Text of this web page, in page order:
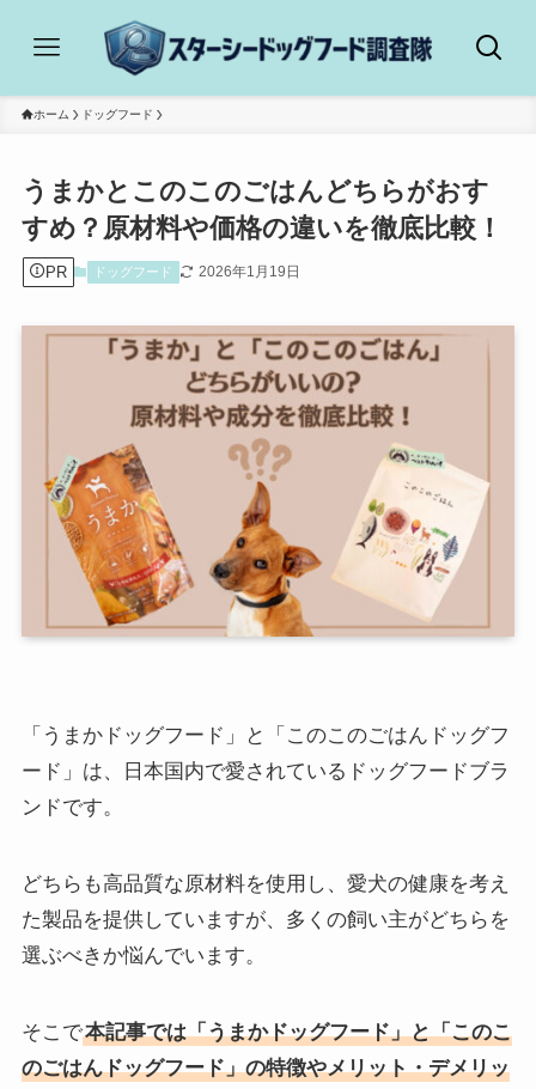
ホーム ドッグフード
うまかとこのこのごはんどちらがおす
すめ？原材料や価格の違いを徹底比較！
PR ドッグフード 2026年1月19日
「うまかドッグフード」と「このこのごはんドッグフ
ード」は、日本国内で愛されているドッグフードブラ
ンドです。
どちらも高品質な原材料を使用し、愛犬の健康を考え
た製品を提供していますが、多くの飼い主がどちらを
選ぶべきか悩んでいます。
そこで本記事では「うまかドッグフード」と「このこ
のごはんドッグフード」の特徴やメリット・デメリッ